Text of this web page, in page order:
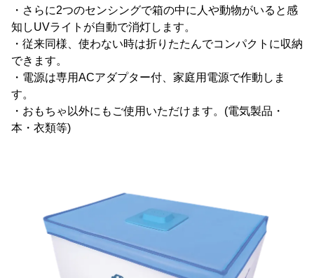
・さらに2つのセンシングで箱の中に人や動物がいると感
知しUVライトが自動で消灯します。
・従来同様、使わない時は折りたたんでコンパクトに収納
できます。
・電源は専用ACアダプター付、家庭用電源で作動しま
す。
・おもちゃ以外にもご使用いただけます。(電気製品・
本・衣類等)